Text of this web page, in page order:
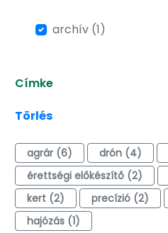
archív (1)
Címke
Törlés
agrár (6) drón (4)
érettségi előkészítő (2)
kert (2)
precízió (2)
hajózás (1)